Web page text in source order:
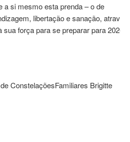
a si mesmo esta prenda – o de
libertação e sanação, através
força para se preparar para 2026 .
ConstelaçõesFamiliares Brigitte